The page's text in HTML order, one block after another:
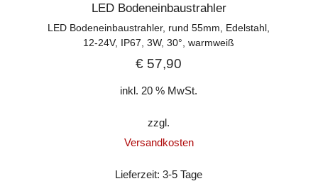
LED Bodeneinbaustrahler
LED Bodeneinbaustrahler, rund 55mm, Edelstahl,
12-24V, IP67, 3W, 30°, warmweiß
€ 57,90
inkl. 20 % MwSt.
zzgl.
Versandkosten
Lieferzeit:3-5 Tage